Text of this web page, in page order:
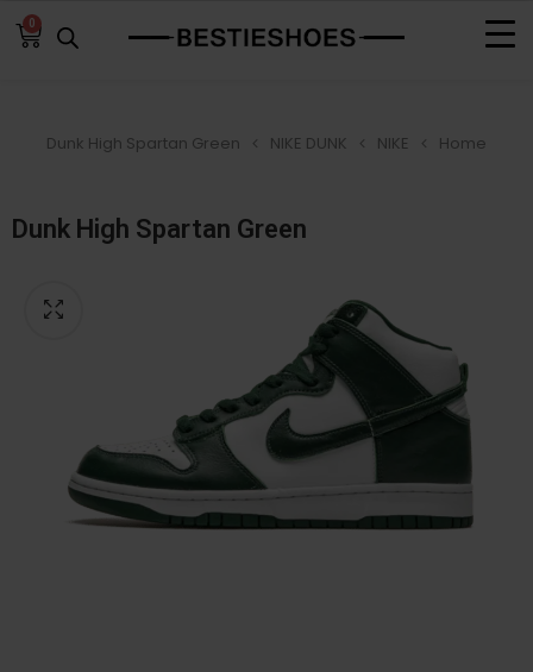
0
Home
NIKE
NIKE DUNK
Dunk High Spartan Green
Dunk High Spartan Green